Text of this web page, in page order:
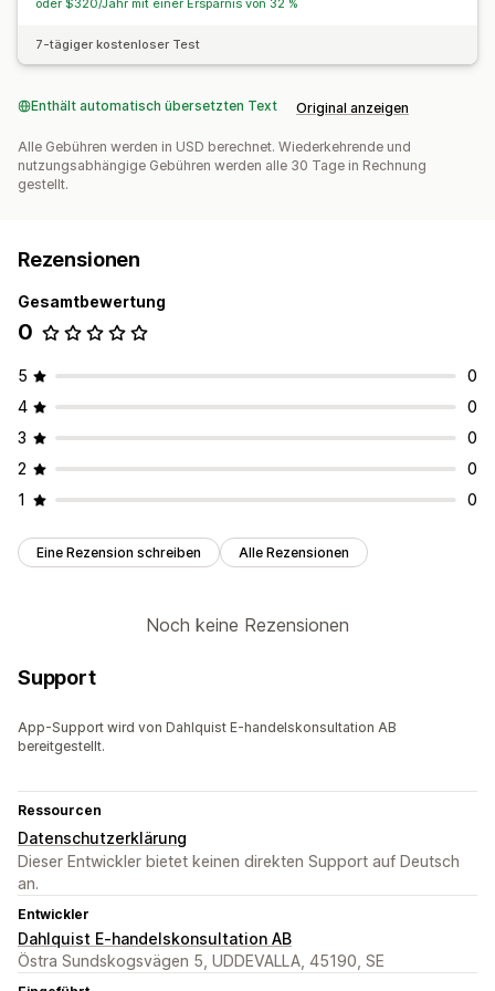
oder $320/Jahr mit einer Ersparnis von 32 %
7-tägiger kostenloser Test
Enthält automatisch übersetzten Text Original anzeigen
Alle Gebühren werden in USD berechnet. Wiederkehrende und
nutzungsabhängige Gebühren werden alle 30 Tage in Rechnung
gestellt.
Rezensionen
Gesamtbewertung
0
5
0
4
0
3
0
2
0
1
0
Eine Rezension schreiben Alle Rezensionen
Noch keine Rezensionen
Support
App-Support wird von Dahlquist E-handelskonsultation AB
bereitgestellt.
Ressourcen
Datenschutzerklärung
Dieser Entwickler bietet keinen direkten Support auf Deutsch
an.
Entwickler
Dahlquist E-handelskonsultation AB
Östra Sundskogsvägen 5, UDDEVALLA, 45190, SE